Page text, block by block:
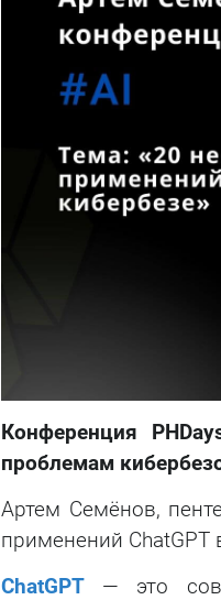
Конференция
проблемам
Артем Семёнов,
применений ChatGPT
ChatGPT — это